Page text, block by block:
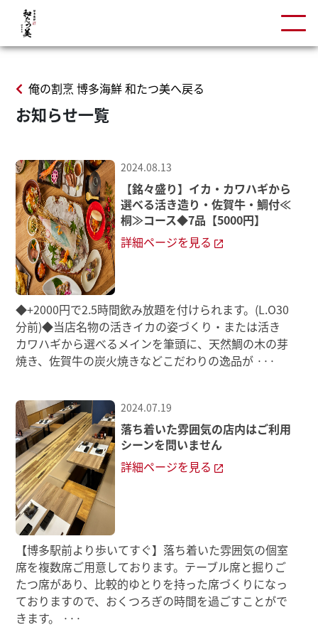
俺の割烹 博多海鮮 和たつ美へ戻る
お知らせ一覧
2024.08.13
【銘々盛り】イカ・カワハギから
選べる活き造り・佐賀牛・鯛付≪
桐≫コース◆7品【5000円】
詳細ページを見る
◆+2000円で2.5時間飲み放題を付けられます。(L.O30
分前)◆当店名物の活きイカの姿づくり・または活き
カワハギから選べるメインを筆頭に、天然鯛の木の芽
焼き、佐賀牛の炭火焼きなどこだわりの逸品が ···
2024.07.19
落ち着いた雰囲気の店内はご利用
シーンを問いません
詳細ページを見る
【博多駅前より歩いてすぐ】落ち着いた雰囲気の個室
席を複数席ご用意しております。テーブル席と掘りご
たつ席があり、比較的ゆとりを持った席づくりになっ
ておりますので、おくつろぎの時間を過ごすことがで
きます。
···